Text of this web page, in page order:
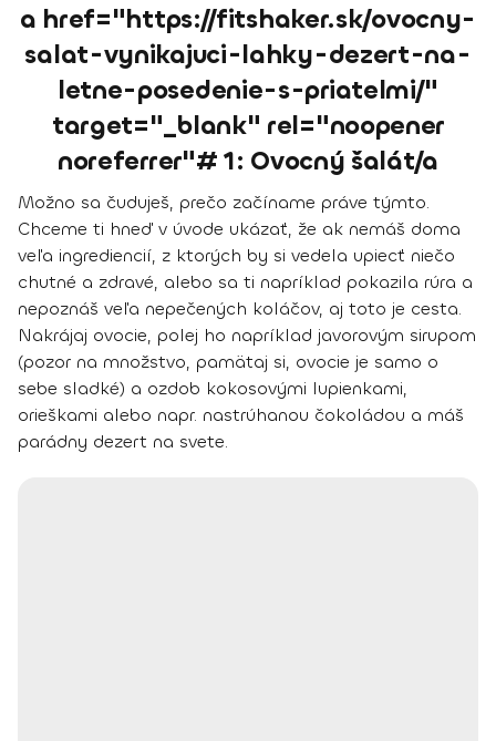
a href="https://fitshaker.sk/ovocny-
salat-vynikajuci-lahky-dezert-na-
letne-posedenie-s-priatelmi/"
target="_blank" rel="noopener
noreferrer"# 1: Ovocný šalát/a
Možno sa čuduješ, prečo začíname práve týmto.
Chceme ti hneď v úvode ukázať, že ak nemáš doma
veľa ingrediencií, z ktorých by si vedela upiecť niečo
chutné a zdravé, alebo sa ti napríklad pokazila rúra a
nepoznáš veľa nepečených koláčov, aj toto je cesta.
Nakrájaj ovocie, polej ho napríklad javorovým sirupom
(pozor na množstvo, pamätaj si, ovocie je samo o
sebe sladké) a ozdob kokosovými lupienkami,
orieškami alebo napr. nastrúhanou čokoládou a máš
parádny dezert na svete.